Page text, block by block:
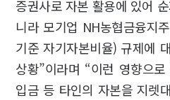
증권사로 자본 활용에 있어
니라 모기업 NH농협금융지
기준 자기자본비율) 규제에
상황”이라며 “이런 영향으
입금 등 타인의 자본을 지렛